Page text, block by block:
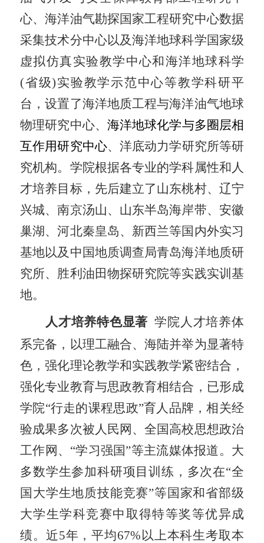
心、海洋油气勘探国家工程研究中心数据
采集技术分中心以及海洋地球科学国家级
虚拟仿真实验教学中心和海洋地球科学
(省级)实验教学示范中心等教学科研平
台，设置了海洋地质工程与海洋油气地球
物理研究中心、 海洋地球化学与多圈层相
互作用研究中心、洋底动力学研究所等研
究机构。学院根据各专业的学科属性和人
才培养目标，先后建立了山东桃村、辽宁
兴城、南京汤山、山东半岛海岸带、安徽
巢湖、河北秦皇岛、新西兰等国内外实习
基地以及中国地质调查局青岛海洋地质研
究所、胜利油田物探研究院等实践实训基
地。
人才培养特色显著 学院人才培养体
系完备，以理工融合、海陆并举为显著特
色，强化理论教学和实践教学紧密结合，
强化专业教育与思政教育相结合，已形成
学院“行走的课程思政”育人品牌，相关经
验成果多次被人民网、全国高校思想政治
工作网、“学习强国”等主流媒体报道。大
多数学生参加科研项目训练，多次在“全
国大学生地质技能竞赛”等国家和省部级
大学生学科竞赛中取得特等奖等优异成
绩。近5年，平均67% 以上本科生考取本